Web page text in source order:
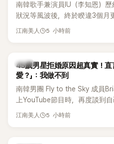
南韓歌手兼演員IU（李知恩）
狀況等風波後，終於睽違3個月
張近況照，讓大批粉絲又驚又喜
江南美人 5 小時前
韓星
45歲男星拒婚原因超真實！直
愛？」：我做不到
南韓男團 Fly to the Sky 成員
上YouTube節目時，再度談到
另一半的口臭、便便臭都要愛」
江南美人 5 小時前